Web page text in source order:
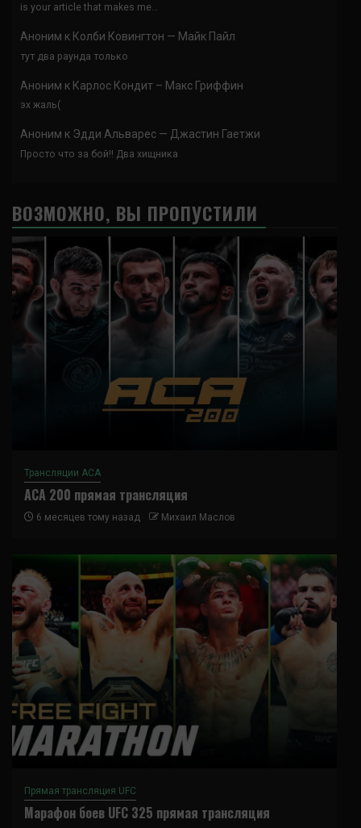
is your article that makes me…
Аноним к Колби Ковингтон — Майк Пайл
тут два раунда только
Аноним к Карлос Кондит – Макс Гриффин
эх жаль(
Аноним к Эдди Альварес — Джастин Гаетжи
Просто что за бой!! Два хищника
ВОЗМОЖНО, ВЫ ПРОПУСТИЛИ
Трансляции ACA
ACA 200 прямая трансляция
6 месяцев тому назад Михаил Маслов
Прямая трансляция UFC
Марафон боев UFC 325 прямая трансляция